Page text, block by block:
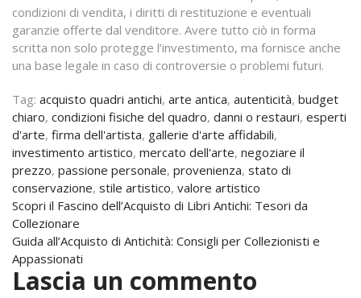
condizioni di vendita, i diritti di restituzione e eventuali
garanzie offerte dal venditore. Avere tutto ciò in forma
scritta non solo protegge l’investimento, ma fornisce anche
una base legale in caso di controversie o problemi futuri.
Tag: acquisto quadri antichi, arte antica, autenticità, budget
chiaro, condizioni fisiche del quadro, danni o restauri, esperti
d'arte, firma dell'artista, gallerie d'arte affidabili,
investimento artistico, mercato dell'arte, negoziare il
prezzo, passione personale, provenienza, stato di
conservazione, stile artistico, valore artistico
Navigazione
articoli
Scopri il Fascino dell’Acquisto di Libri Antichi: Tesori da
Collezionare
Guida all’Acquisto di Antichità: Consigli per Collezionisti e
Appassionati
Lascia un commento